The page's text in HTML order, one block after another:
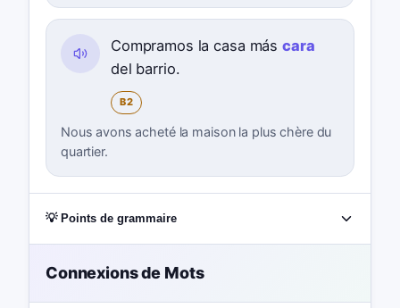
Compramos la casa máscara
del barrio.
B2
Nous avons acheté la maison la plus chère du
quartier.
💡 Points de grammaire
Connexions de Mots